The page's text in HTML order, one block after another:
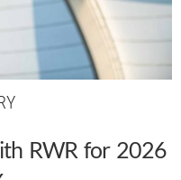
RWR for 2026